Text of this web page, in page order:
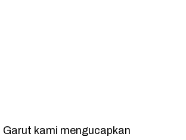
Garut kami mengucapkan